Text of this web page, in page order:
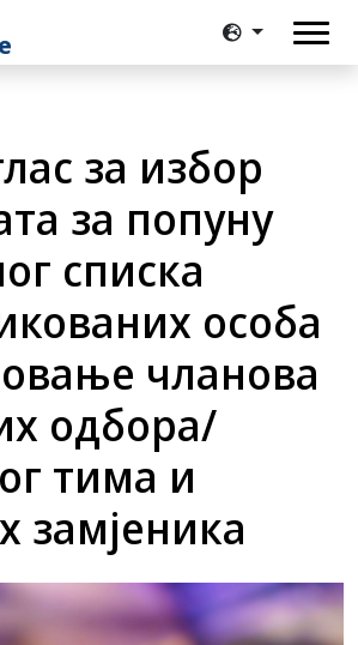
за избор
за попуну
списка
особа
чланова
одбора/
тима и
замјеника